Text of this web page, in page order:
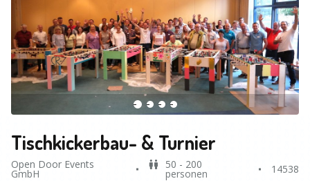
Tischkickerbau- & Turnier
Open Door Events
GmbH
50 - 200
personen 14538